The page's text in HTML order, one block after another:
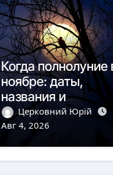
Когда полнолуние
ноябре: даты,
названия и
наблюдения
Церковний Юрій
Авг 4, 2026